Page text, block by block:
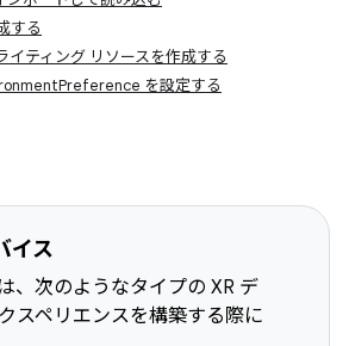
する
イティング リソースを作成する
を設定する
イス
、次のようなタイプの XR デ
スペリエンスを構築する際に